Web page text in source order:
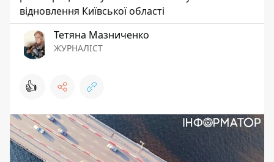
відновлення Київської області
Тетяна Мазниченко
ЖУРНАЛІСТ
👍